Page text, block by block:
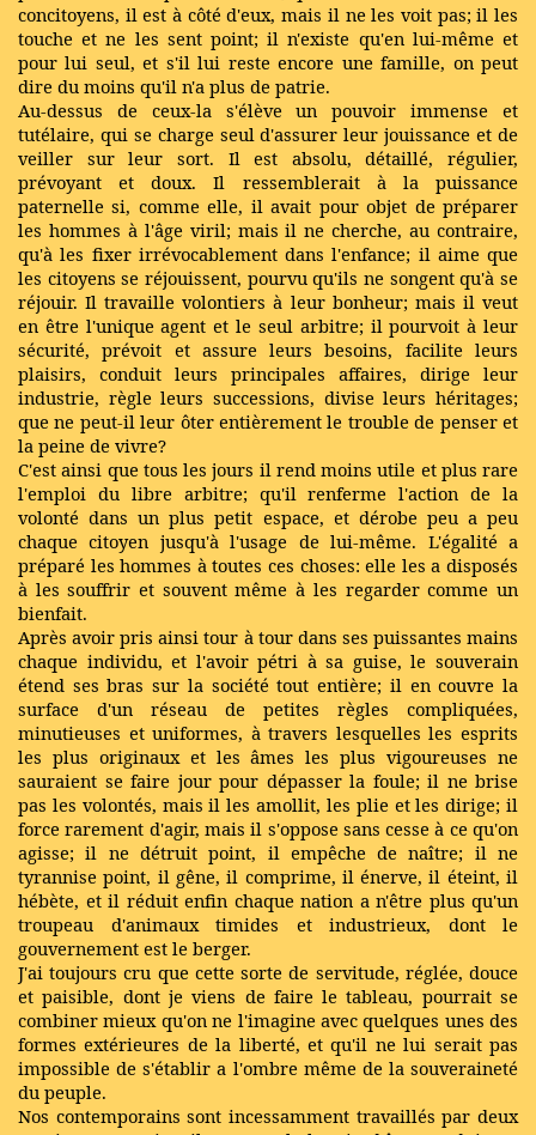
concitoyens, il est à côté d'eux, mais il ne les voit pas; il les
touche et ne les sent point; il n'existe qu'en lui-même et
pour lui seul, et s'il lui reste encore une famille, on peut
dire du moins qu'il n'a plus de patrie.
Au-dessus de ceux-la s'élève un pouvoir immense et
tutélaire, qui se charge seul d'assurer leur jouissance et de
veiller sur leur sort. Il est absolu, détaillé, régulier,
prévoyant et doux. Il ressemblerait à la puissance
paternelle si, comme elle, il avait pour objet de préparer
les hommes à l'âge viril; mais il ne cherche, au contraire,
qu'à les fixer irrévocablement dans l'enfance; il aime que
les citoyens se réjouissent, pourvu qu'ils ne songent qu'à se
réjouir. Il travaille volontiers à leur bonheur; mais il veut
en être l'unique agent et le seul arbitre; il pourvoit à leur
sécurité, prévoit et assure leurs besoins, facilite leurs
plaisirs, conduit leurs principales affaires, dirige leur
industrie, règle leurs successions, divise leurs héritages;
que ne peut-il leur ôter entièrement le trouble de penser et
la peine de vivre?
C'est ainsi que tous les jours il rend moins utile et plus rare
l'emploi du libre arbitre; qu'il renferme l'action de la
volonté dans un plus petit espace, et dérobe peu a peu
chaque citoyen jusqu'à l'usage de lui-même. L'égalité a
préparé les hommes à toutes ces choses: elle les a disposés
à les souffrir et souvent même à les regarder comme un
bienfait.
Après avoir pris ainsi tour à tour dans ses puissantes mains
chaque individu, et l'avoir pétri à sa guise, le souverain
étend ses bras sur la société tout entière; il en couvre la
surface d'un réseau de petites règles compliquées,
minutieuses et uniformes, à travers lesquelles les esprits
les plus originaux et les âmes les plus vigoureuses ne
sauraient se faire jour pour dépasser la foule; il ne brise
pas les volontés, mais il les amollit, les plie et les dirige; il
force rarement d'agir, mais il s'oppose sans cesse à ce qu'on
agisse; il ne détruit point, il empêche de naître; il ne
tyrannise point, il gêne, il comprime, il énerve, il éteint, il
hébète, et il réduit enfin chaque nation a n'être plus qu'un
troupeau d'animaux timides et industrieux, dont le
gouvernement est le berger.
J'ai toujours cru que cette sorte de servitude, réglée, douce
et paisible, dont je viens de faire le tableau, pourrait se
combiner mieux qu'on ne l'imagine avec quelques unes des
formes extérieures de la liberté, et qu'il ne lui serait pas
impossible de s'établir a l'ombre même de la souveraineté
du peuple.
Nos contemporains sont incessamment travaillés par deux